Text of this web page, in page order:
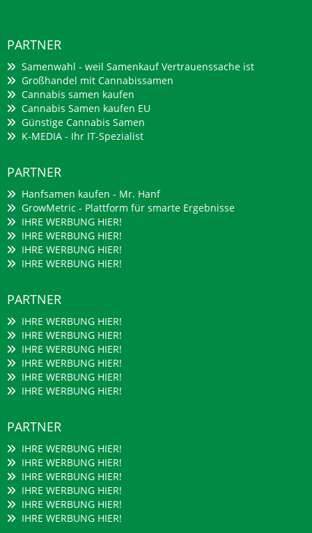
PARTNER
Samenwahl - weil Samenkauf Vertrauenssache ist
Großhandel mit Cannabissamen
Cannabis samen kaufen
Cannabis Samen kaufen EU
Günstige Cannabis Samen
K-MEDIA - Ihr IT-Spezialist
PARTNER
Hanfsamen kaufen - Mr. Hanf
GrowMetric - Plattform für smarte Ergebnisse
IHRE WERBUNG HIER!
IHRE WERBUNG HIER!
IHRE WERBUNG HIER!
IHRE WERBUNG HIER!
PARTNER
IHRE WERBUNG HIER!
IHRE WERBUNG HIER!
IHRE WERBUNG HIER!
IHRE WERBUNG HIER!
IHRE WERBUNG HIER!
IHRE WERBUNG HIER!
PARTNER
IHRE WERBUNG HIER!
IHRE WERBUNG HIER!
IHRE WERBUNG HIER!
IHRE WERBUNG HIER!
IHRE WERBUNG HIER!
IHRE WERBUNG HIER!